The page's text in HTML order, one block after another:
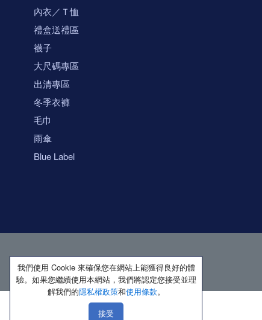
內衣／Ｔ恤
禮盒送禮區
襪子
大尺碼專區
出清專區
冬季衣褲
毛巾
雨傘
Blue Label
著作權所有 保留一切權利
我們使用 Cookie 來確保您在網站上能獲得良好的體
驗。如果您繼續使用本網站，我們將認定您接受並理
解我們的隱私權政策和使用條款。
接受